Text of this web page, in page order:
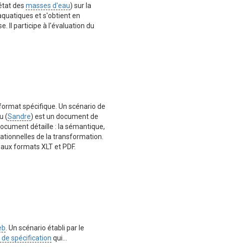
des masses d'eau) sur la
et s'obtient en
Il participe à l'évaluation du
spécifique. Un scénario de
(Sandre) est un document de
détaille : la sémantique,
de la transformation.
formats XLT et PDF.
. Un scénario établi par le
spécification qui…